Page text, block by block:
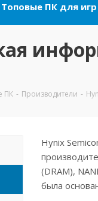
Топовые ПК для игр
ПК - Производители -
Hynix
(DRAM),
была